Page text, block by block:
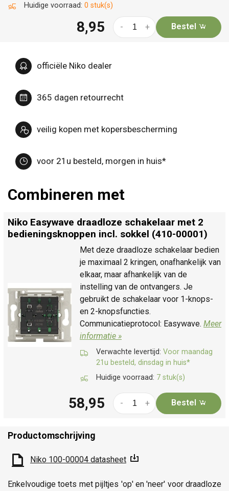
Huidige voorraad: 0 stuk(s)
8,95 +
- Bestel
officiële Niko dealer
365 dagen retourrecht
veilig kopen met kopersbescherming
voor 21u besteld, morgen in huis*
Combineren met
Niko Easywave draadloze schakelaar met 2
bedieningsknoppen incl. sokkel (410-00001)
Met deze draadloze schakelaar bedien
je maximaal 2 kringen, onafhankelijk van
elkaar, maar afhankelijk van de
instelling van de ontvangers. Je
gebruikt de schakelaar voor 1-knops-
en 2-knopsfuncties.
Communicatieprotocol: Easywave. Meer
informatie »
Verwachte levertijd: Voor maandag
21u besteld, dinsdag in huis*
Huidige voorraad: 7 stuk(s)
58,95 +
- Bestel
Productomschrijving
Niko 100-00004 datasheet
Enkelvoudige toets met pijltjes 'op' en 'neer' voor draadloze